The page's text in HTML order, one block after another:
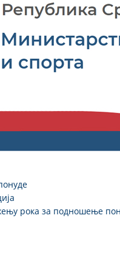
рока за подношење